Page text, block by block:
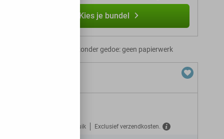
Kies je bundel
Abonnement zonder gedoe: geen papierwerk
Gratis verzekerd tegen misbruik Exclusief verzendkosten.